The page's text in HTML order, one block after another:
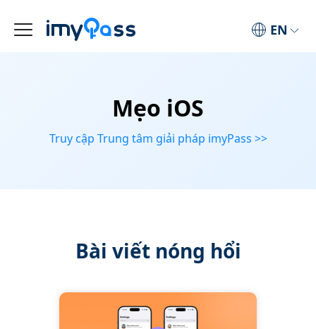
EN
Mẹo iOS
Truy cập Trung tâm giải pháp imyPass >>
Bài viết nóng hổi